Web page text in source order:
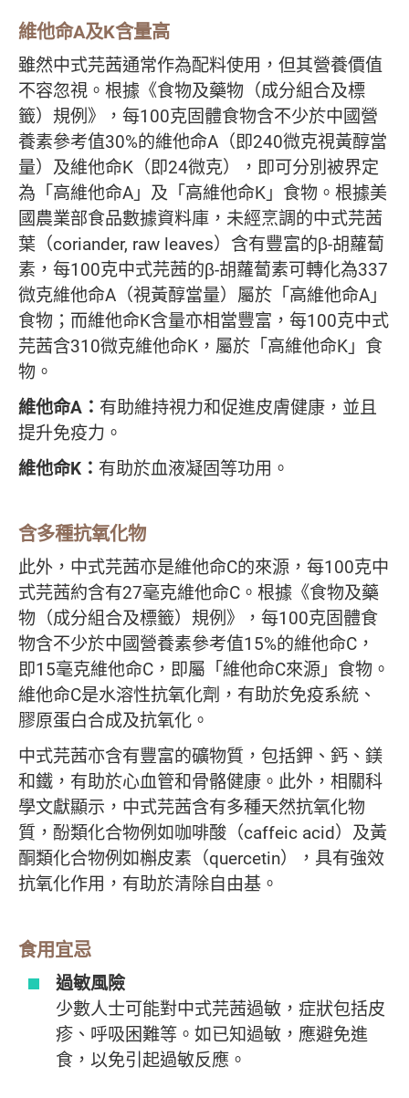
維他命A及K含量高
雖然中式芫茜通常作為配料使用，但其營養價值
不容忽視。根據《食物及藥物（成分組合及標
籤）規例》，每100克固體食物含不少於中國營
養素參考值30%的維他命A（即240微克視黃醇當
量）及維他命K（即24微克），即可分別被界定
為「高維他命A」及「高維他命K」食物。根據美
國農業部食品數據資料庫，未經烹調的中式芫茜
葉（coriander, raw leaves）含有豐富的β-胡蘿蔔
素，每100克中式芫茜的β-胡蘿蔔素可轉化為337
微克維他命A（視黃醇當量）屬於「高維他命A」
食物；而維他命K含量亦相當豐富，每100克中式
芫茜含310微克維他命K，屬於「高維他命K」食
物。
維他命A： 有助維持視力和促進皮膚健康，並且
提升免疫力。
維他命K： 有助於血液凝固等功用。
含多種抗氧化物
此外，中式芫茜亦是維他命C的來源，每100克中
式芫茜約含有27毫克維他命C。根據《食物及藥
物（成分組合及標籤）規例》，每100克固體食
物含不少於中國營養素參考值15%的維他命C，
即15毫克維他命C，即屬「維他命C來源」食物。
維他命C是水溶性抗氧化劑，有助於免疫系統、
膠原蛋白合成及抗氧化。
中式芫茜亦含有豐富的礦物質，包括鉀、鈣、鎂
和鐵，有助於心血管和骨骼健康。此外，相關科
學文獻顯示，中式芫茜含有多種天然抗氧化物
質，酚類化合物例如咖啡酸（caffeic acid）及黃
酮類化合物例如槲皮素（quercetin），具有強效
抗氧化作用，有助於清除自由基。
食用宜忌
過敏風險
少數人士可能對中式芫茜過敏，症狀包括皮
疹、呼吸困難等。如已知過敏，應避免進
食，以免引起過敏反應。